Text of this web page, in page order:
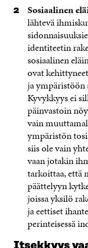
Sosiaalinen
lähtevä
identiteetin
sosiaalinen
ovat
ja ympäristöön
Kyvykkyys ei
päinvastoin
vain
ympäristön
siis ole vain
vaan jotakin
tarkoittaa, että
päättelyyn
joissa yksilö
ja eettiset
perinteisessä